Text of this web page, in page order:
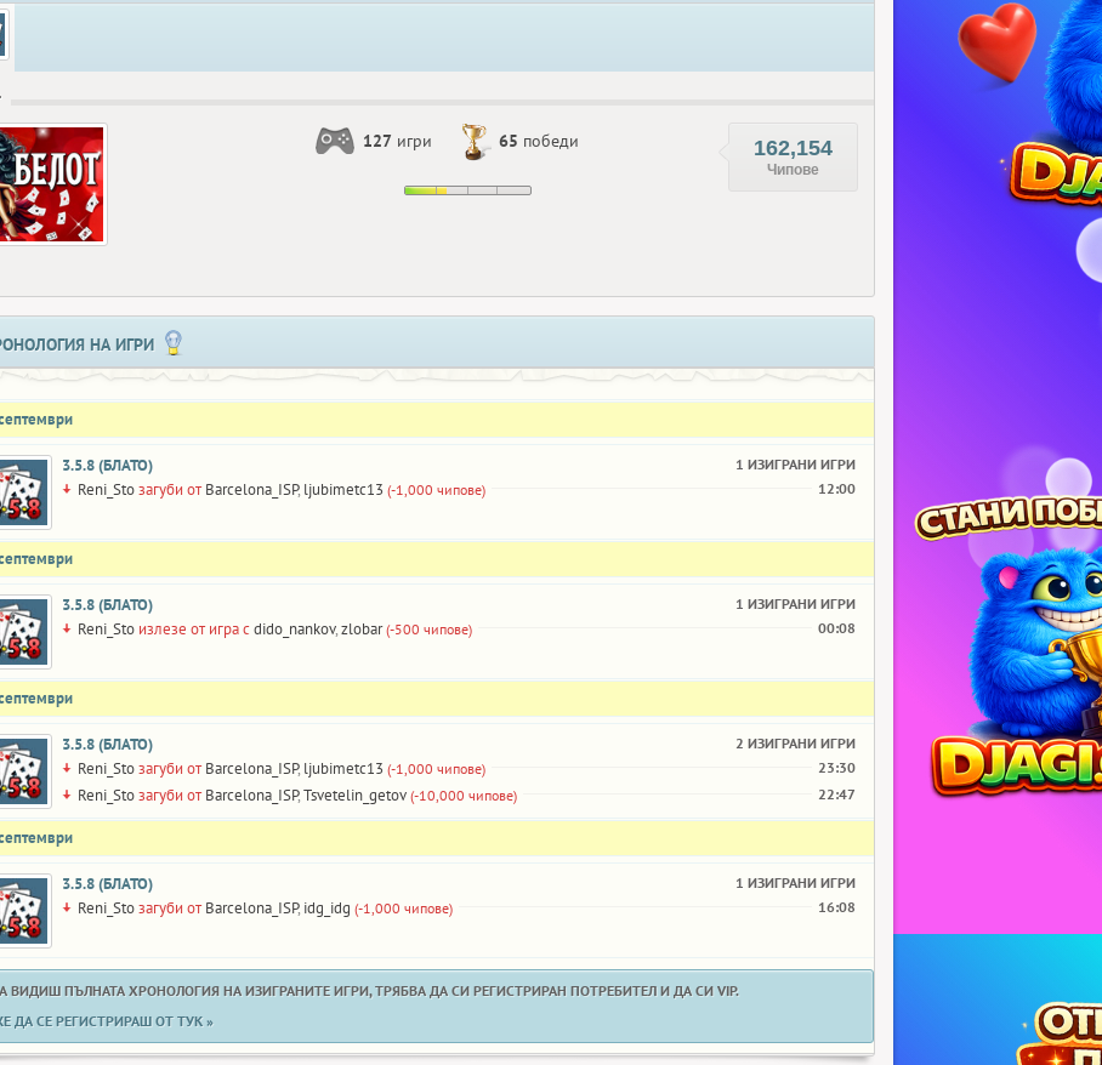
127 игри 65 победи 162,154
Чипове
НА ИГРИ
3.5.8 (БЛАТО) 1 ИЗИГРАНИ ИГРИ
Reni_Stoзагуби от Barcelona_ISP, ljubimetc13 (-1,000 чипове) 12:00
3.5.8 (БЛАТО) 1 ИЗИГРАНИ ИГРИ
Reni_Sto излезе от игра сdido_nankov,zlobar (-500 чипове) 00:08
3.5.8 (БЛАТО) 2 ИЗИГРАНИ ИГРИ
Reni_Stoзагуби от Barcelona_ISP, ljubimetc13 (-1,000 чипове) 23:30
Reni_Stoзагуби от Barcelona_ISP,Tsvetelin_getov (-10,000 чипове) 22:47
3.5.8 (БЛАТО) 1 ИЗИГРАНИ ИГРИ
Reni_Stoзагуби от Barcelona_ISP, idg_idg (-1,000 чипове) 16:08
ВИДИШ ПЪЛНАТА ХРОНОЛОГИЯ НА ИЗИГРАНИТЕ ИГРИ, ТРЯБВА ДА СИ РЕГИСТРИРАН ПОТРЕБИТЕЛ И ДА СИ VIP.
ДА СЕ РЕГИСТРИРАШ ОТ ТУК »